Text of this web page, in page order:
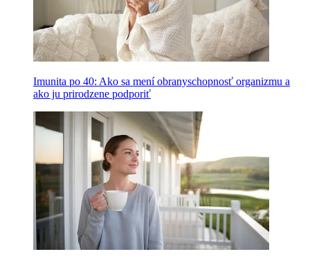
Imunita po 40: Ako sa mení obranyschopnosť organizmu a
ako ju prirodzene podporiť